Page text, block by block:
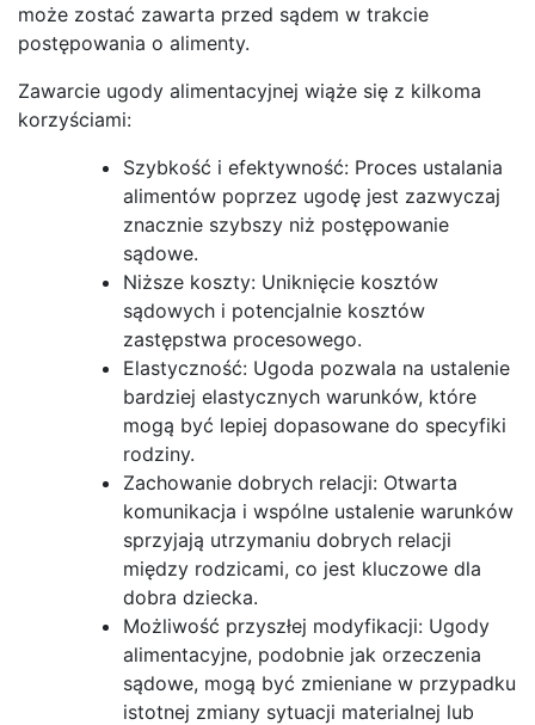
może zostać zawarta przed sądem w trakcie
postępowania o alimenty.
Zawarcie ugody alimentacyjnej wiąże się z kilkoma
korzyściami:
Szybkość i efektywność: Proces ustalania
alimentów poprzez ugodę jest zazwyczaj
znacznie szybszy niż postępowanie
sądowe.
Niższe koszty: Uniknięcie kosztów
sądowych i potencjalnie kosztów
zastępstwa procesowego.
Elastyczność: Ugoda pozwala na ustalenie
bardziej elastycznych warunków, które
mogą być lepiej dopasowane do specyfiki
rodziny.
Zachowanie dobrych relacji: Otwarta
komunikacja i wspólne ustalenie warunków
sprzyjają utrzymaniu dobrych relacji
między rodzicami, co jest kluczowe dla
dobra dziecka.
Możliwość przyszłej modyfikacji: Ugody
alimentacyjne, podobnie jak orzeczenia
sądowe, mogą być zmieniane w przypadku
istotnej zmiany sytuacji materialnej lub